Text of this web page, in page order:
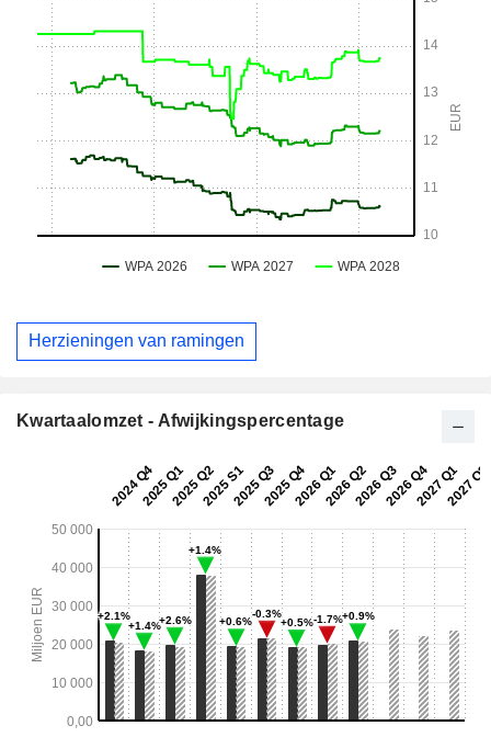
Herzieningen van ramingen
Kwartaalomzet - Afwijkingspercentage